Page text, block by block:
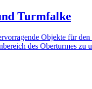
Turmfalke
Objekte für
des Oberturmes